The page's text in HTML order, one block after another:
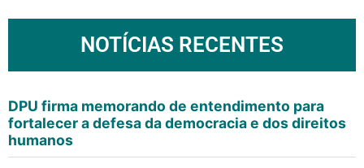
NOTÍCIAS RECENTES
DPU firma memorando de entendimento para
fortalecer a defesa da democracia e dos direitos
humanos